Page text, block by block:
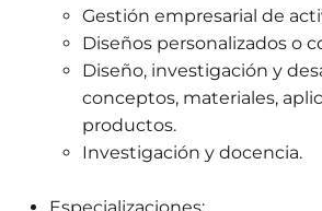
Gestión empresarial de
Diseños personalizados o
Diseño, investigación y
conceptos, materiales,
productos.
Investigación y docencia.